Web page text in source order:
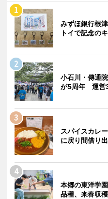
みずほ銀行根
トイで記念の
小石川・傳通
が5周年 運営
スパイスカレ
に戻り間借り
本郷の東洋学
品種、来春収